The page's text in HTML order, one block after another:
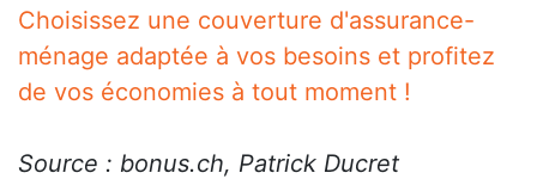
Choisissez une couverture d'assurance-
ménage adaptée à vos besoins et profitez
de vos économies à tout moment !
Source : bonus.ch, Patrick Ducret